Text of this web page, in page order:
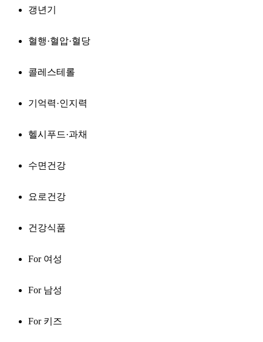
갱년기
혈행·혈압·혈당
콜레스테롤
기억력·인지력
헬시푸드·과채
수면건강
요로건강
건강식품
For 여성
For 남성
For 키즈